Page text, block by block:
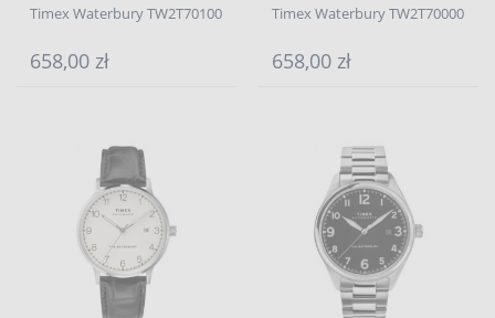
Timex Waterbury TW2T70100
658,00 zł
Timex Waterbury TW2T70000
658,00 zł